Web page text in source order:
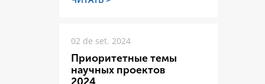
02 de set. 2024
Приоритетные темы
научных проектов